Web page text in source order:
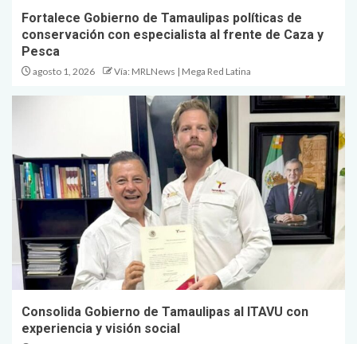
Fortalece Gobierno de Tamaulipas políticas de
conservación con especialista al frente de Caza y
Pesca
agosto 1, 2026 Vía: MRLNews | Mega Red Latina
Consolida Gobierno de Tamaulipas al ITAVU con
experiencia y visión social